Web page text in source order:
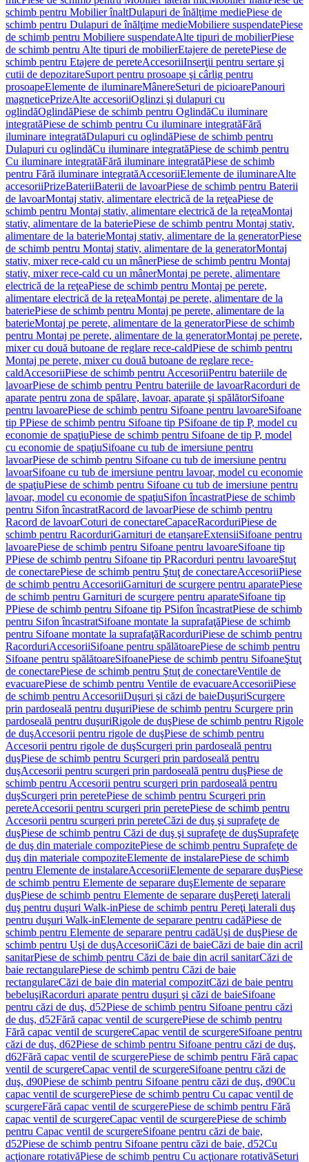
schimb pentru Mobilier înaltDulapuri de înălţime mediePiese de
schimb pentru Dulapuri de înălţime medieMobiliere suspendatePiese
de schimb pentru Mobiliere suspendateAlte tipuri de mobilierPiese
de schimb pentru Alte tipuri de mobilierEtajere de peretePiese de
schimb pentru Etajere de pereteAccesoriiInserţii pentru sertare şi
cutii de depozitareSuport pentru prosoape şi cârlig pentru
prosoapeElemente de iluminareMânereSeturi de picioarePanouri
magneticePrizeAlte accesoriiOglinzi şi dulapuri cu
oglindăOglindăPiese de schimb pentru OglindăCu iluminare
integratăPiese de schimb pentru Cu iluminare integratăFără
iluminare integratăDulapuri cu oglindăPiese de schimb pentru
Dulapuri cu oglindăCu iluminare integratăPiese de schimb pentru
Cu iluminare integratăFără iluminare integratăPiese de schimb
pentru Fără iluminare integratăAccesoriiElemente de iluminareAlte
accesoriiPrizeBateriiBaterii de lavoarPiese de schimb pentru Baterii
de lavoarMontaj stativ, alimentare electrică de la reţeaPiese de
schimb pentru Montaj stativ, alimentare electrică de la reţeaMontaj
stativ, alimentare de la bateriePiese de schimb pentru Montaj stativ,
alimentare de la baterieMontaj stativ, alimentare de la generatorPiese
de schimb pentru Montaj stativ, alimentare de la generatorMontaj
stativ, mixer rece-cald cu un mânerPiese de schimb pentru Montaj
stativ, mixer rece-cald cu un mânerMontaj pe perete, alimentare
electrică de la reţeaPiese de schimb pentru Montaj pe perete,
alimentare electrică de la reţeaMontaj pe perete, alimentare de la
bateriePiese de schimb pentru Montaj pe perete, alimentare de la
baterieMontaj pe perete, alimentare de la generatorPiese de schimb
pentru Montaj pe perete, alimentare de la generatorMontaj pe perete,
mixer cu două butoane de reglare rece-caldPiese de schimb pentru
Montaj pe perete, mixer cu două butoane de reglare rece-
caldAccesoriiPiese de schimb pentru AccesoriiPentru bateriile de
lavoarPiese de schimb pentru Pentru bateriile de lavoarRacorduri de
aparate pentru zona de spălare, lavoar, aparate şi spălătorSifoane
pentru lavoarePiese de schimb pentru Sifoane pentru lavoareSifoane
tip PPiese de schimb pentru Sifoane tip PSifoane de tip P, model cu
economie de spaţiuPiese de schimb pentru Sifoane de tip P, model
cu economie de spaţiuSifoane cu tub de imersiune pentru
lavoarPiese de schimb pentru Sifoane cu tub de imersiune pentru
lavoarSifoane cu tub de imersiune pentru lavoar, model cu economie
de spaţiuPiese de schimb pentru Sifoane cu tub de imersiune pentru
lavoar, model cu economie de spaţiuSifon încastratPiese de schimb
pentru Sifon încastratRacord de lavoarPiese de schimb pentru
Racord de lavoarCoturi de conectareCapaceRacorduriPiese de
schimb pentru RacorduriGarnituri de etanşareExtensiiSifoane pentru
lavoarePiese de schimb pentru Sifoane pentru lavoareSifoane tip
PPiese de schimb pentru Sifoane tip PRacorduri pentru lavoareŞtuţ
de conectarePiese de schimb pentru Ştuţ de conectareAccesoriiPiese
de schimb pentru AccesoriiGarnituri de scurgere pentru aparatePiese
de schimb pentru Garnituri de scurgere pentru aparateSifoane tip
PPiese de schimb pentru Sifoane tip PSifon încastratPiese de schimb
pentru Sifon încastratSifoane montate la suprafaţăPiese de schimb
pentru Sifoane montate la suprafaţăRacorduriPiese de schimb pentru
RacorduriAccesoriiSifoane pentru spălătoarePiese de schimb pentru
Sifoane pentru spălătoareSifoanePiese de schimb pentru SifoaneŞtuţ
de conectarePiese de schimb pentru Ştuţ de conectareVentile de
evacuarePiese de schimb pentru Ventile de evacuareAccesoriiPiese
de schimb pentru AccesoriiDuşuri şi căzi de baieDuşuriScurgere
prin pardoseală pentru duşuriPiese de schimb pentru Scurgere prin
pardoseală pentru duşuriRigole de duşPiese de schimb pentru Rigole
de duşAccesorii pentru rigole de duşPiese de schimb pentru
Accesorii pentru rigole de duşScurgeri prin pardoseală pentru
duşPiese de schimb pentru Scurgeri prin pardoseală pentru
duşAccesorii pentru scurgeri prin pardoseală pentru duşPiese de
schimb pentru Accesorii pentru scurgeri prin pardoseală pentru
duşScurgeri prin peretePiese de schimb pentru Scurgeri prin
pereteAccesorii pentru scurgeri prin peretePiese de schimb pentru
Accesorii pentru scurgeri prin pereteCăzi de duş şi suprafeţe de
duşPiese de schimb pentru Căzi de duş şi suprafeţe de duşSuprafeţe
de duş din materiale compozitePiese de schimb pentru Suprafeţe de
duş din materiale compoziteElemente de instalarePiese de schimb
pentru Elemente de instalareAccesoriiElemente de separare duşPiese
de schimb pentru Elemente de separare duşElemente de separare
duşPiese de schimb pentru Elemente de separare duşPereţi laterali
duş pentru duşuri Walk-inPiese de schimb pentru Pereţi laterali duş
pentru duşuri Walk-inElemente de separare pentru cadăPiese de
schimb pentru Elemente de separare pentru cadăUşi de duşPiese de
schimb pentru Uşi de duşAccesoriiCăzi de baieCăzi de baie din acril
sanitarPiese de schimb pentru Căzi de baie din acril sanitarCăzi de
baie rectangularePiese de schimb pentru Căzi de baie
rectangulareCăzi de baie din material compozitCăzi de baie pentru
bebeluşiRacorduri aparate pentru duşuri şi căzi de baieSifoane
pentru căzi de duş, d52Piese de schimb pentru Sifoane pentru căzi
de duş, d52Fără capac ventil de scurgerePiese de schimb pentru
Fără capac ventil de scurgereCapac ventil de scurgereSifoane pentru
căzi de duş, d62Piese de schimb pentru Sifoane pentru căzi de duş,
d62Fără capac ventil de scurgerePiese de schimb pentru Fără capac
ventil de scurgereCapac ventil de scurgereSifoane pentru căzi de
duş, d90Piese de schimb pentru Sifoane pentru căzi de duş, d90Cu
capac ventil de scurgerePiese de schimb pentru Cu capac ventil de
scurgereFără capac ventil de scurgerePiese de schimb pentru Fără
capac ventil de scurgereCapac ventil de scurgerePiese de schimb
pentru Capac ventil de scurgereSifoane pentru căzi de baie,
d52Piese de schimb pentru Sifoane pentru căzi de baie, d52Cu
acţionare rotativăPiese de schimb pentru Cu acţionare rotativăSeturi